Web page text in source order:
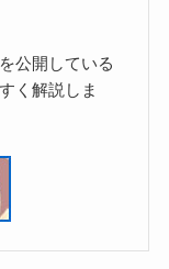
公開している
く解説しま